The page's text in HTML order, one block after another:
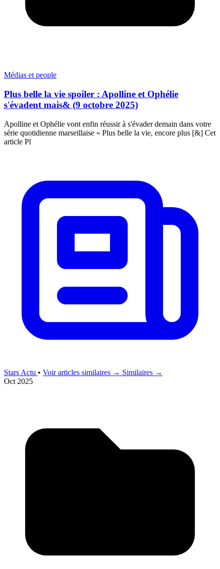
Médias et people
Plus belle la vie spoiler : Apolline et Ophélie
s'évadent mais& (9 octobre 2025)
Apolline et Ophélie vont enfin réussir à s'évader demain dans votre
série quotidienne marseillaise « Plus belle la vie, encore plus [&] Cet
article Pl
Stars Actu • Voir articles similaires → Similaires →
Oct 2025